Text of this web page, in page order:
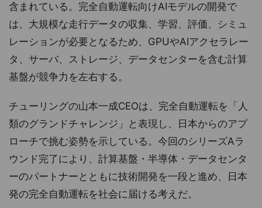
含まれている。完全自動運転向けAIモデルの開発で
は、大規模な走行データの収集、学習、評価、シミュ
レーションが必要となるため、GPUやAIアクセラレー
タ、サーバ、ストレージ、データセンターを含む計算
基盤が競争力を左右する。
チューリングの山本一成CEOは、完全自動運転を「人
類のグランドチャレンジ」と表現し、日本からのアプ
ローチで挑む姿勢を示している。今回のシリーズAラ
ウンド完了により、計算基盤・半導体・データセンタ
ーのパートナーとともに技術開発を一段と進め、日本
発の完全自動運転を社会に届ける考えだ。